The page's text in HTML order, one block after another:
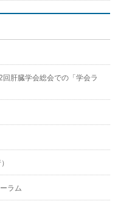
肝臓学会総会での「学会ラ
ラム